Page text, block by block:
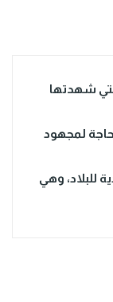
شهدتها
لمجهود
للبلاد، وهي